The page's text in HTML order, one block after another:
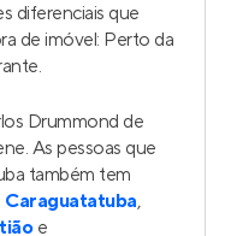
diferenciais que
de imóvel: Perto da
Drummond de
As pessoas que
também tem
Caraguatatuba,
e